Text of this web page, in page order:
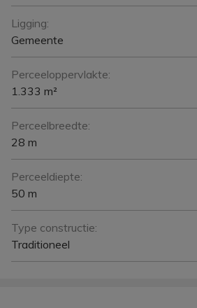
Ligging:
Gemeente
Perceeloppervlakte:
1.333 m²
Perceelbreedte:
28 m
Perceeldiepte:
50 m
Type constructie:
Traditioneel